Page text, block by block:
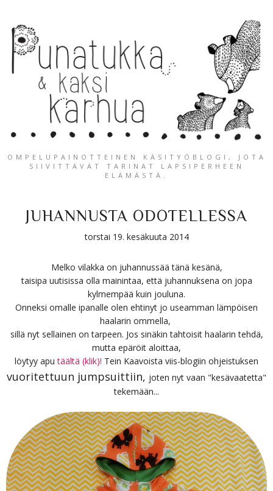
OMPELUPAINOTTEINEN KÄSITYÖBLOGI, JOTA
SIIVITTÄVÄT TARINAT LAPSIPERHEEN
ELÄMÄSTÄ.
JUHANNUSTA ODOTELLESSA
torstai 19. kesäkuuta 2014
Melko vilakka on juhannussää tänä kesänä,
taisipa uutisissa olla mainintaa, että juhannuksena on jopa
kylmempää kuin jouluna.
Onneksi omalle ipanalle olen ehtinyt jo useamman lämpöisen
haalarin ommella,
sillä nyt sellainen on tarpeen. Jos sinäkin tahtoisit haalarin tehdä,
mutta epäröit aloittaa,
löytyy aputäältä (klik)! Tein Kaavoista viis-blogiin ohjeistuksen
vuoritettuun jumpsuittiin, joten nyt vaan "kesävaatetta"
tekemään...